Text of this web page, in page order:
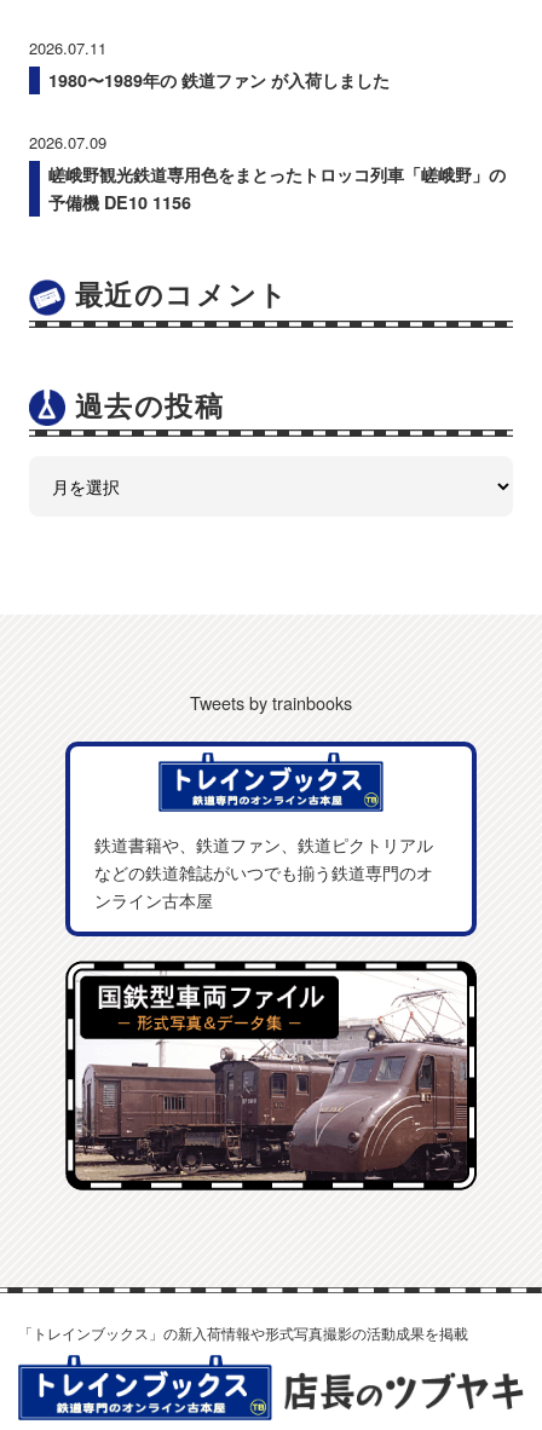
2026.07.11
1980〜1989年の 鉄道ファン が入荷しました
2026.07.09
嵯峨野観光鉄道専用色をまとったトロッコ列車「嵯峨野」の
予備機 DE10 1156
最近のコメント
過去の投稿
Tweets by trainbooks
鉄道書籍や、鉄道ファン、鉄道ピクトリアル
などの鉄道雑誌がいつでも揃う鉄道専門のオ
ンライン古本屋
「トレインブックス」の新入荷情報や形式写真撮影の活動成果を掲載